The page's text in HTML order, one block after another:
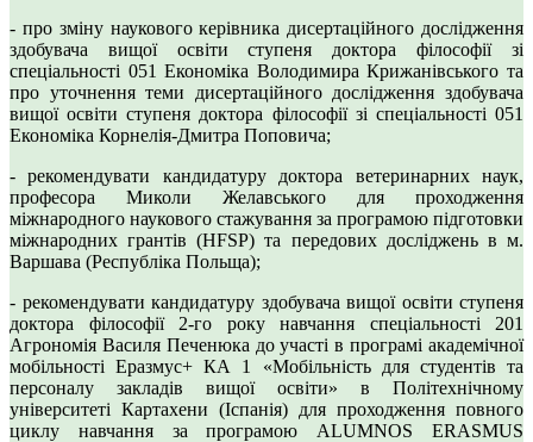
- про зміну наукового керівника дисертаційного дослідження
здобувача вищої освіти ступеня доктора філософії зі
спеціальності 051 Економіка Володимира Крижанівського та
про уточнення теми дисертаційного дослідження здобувача
вищої освіти ступеня доктора філософії зі спеціальності 051
Економіка Корнелія-Дмитра Поповича;
- рекомендувати кандидатуру доктора ветеринарних наук,
професора Миколи Желавського для проходження
міжнародного наукового стажування за програмою підготовки
міжнародних грантів (HFSP) та передових досліджень в м.
Варшава (Республіка Польща);
- рекомендувати кандидатуру здобувача вищої освіти ступеня
доктора філософії 2-го року навчання спеціальності 201
Агрономія Василя Печенюка до участі в програмі академічної
мобільності Еразмус+ КА 1 «Мобільність для студентів та
персоналу закладів вищої освіти» в Політехнічному
університеті Картахени (Іспанія) для проходження повного
циклу навчання за програмою ALUMNOS ERASMUS